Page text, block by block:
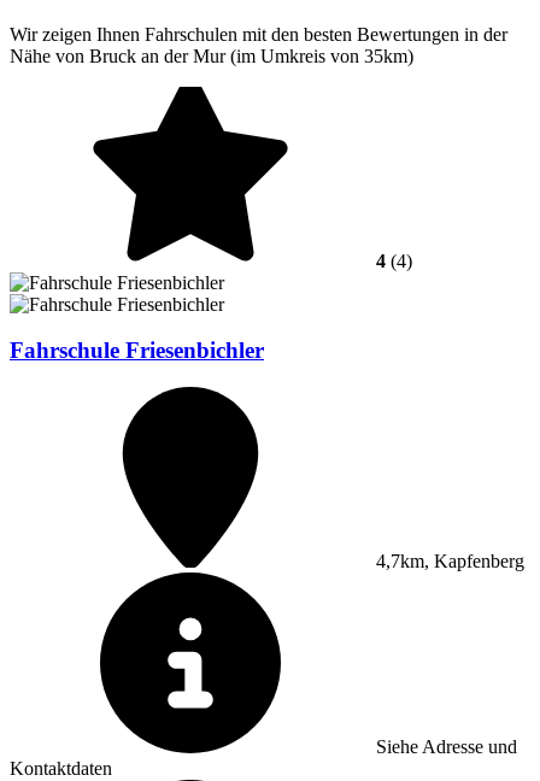
Wir zeigen Ihnen Fahrschulen mit den besten Bewertungen in der
Nähe von Bruck an der Mur (im Umkreis von 35km)
4 (4)
Fahrschule Friesenbichler
4,7km, Kapfenberg
Siehe Adresse und
Kontaktdaten